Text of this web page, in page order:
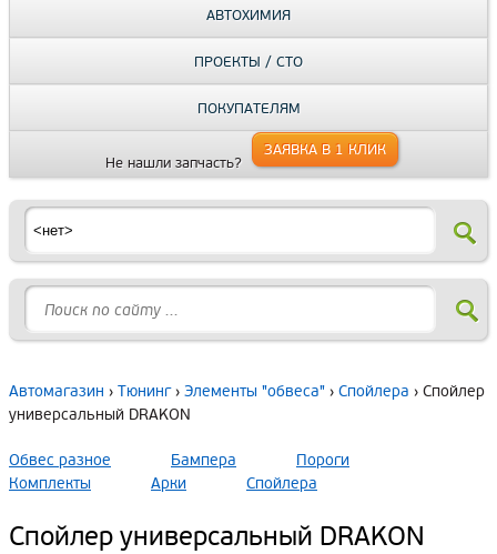
АВТОХИМИЯ
ПРОЕКТЫ / СТО
ПОКУПАТЕЛЯМ
Не нашли запчасть?
ЗАЯВКА В 1 КЛИК
Автомагазин › Тюнинг› Элементы "обвеса" › Спойлера › Спойлер
универсальный DRAKON
Обвес разное Бампера
Пороги
Комплекты
Арки Спойлера
Спойлер универсальный DRAKON